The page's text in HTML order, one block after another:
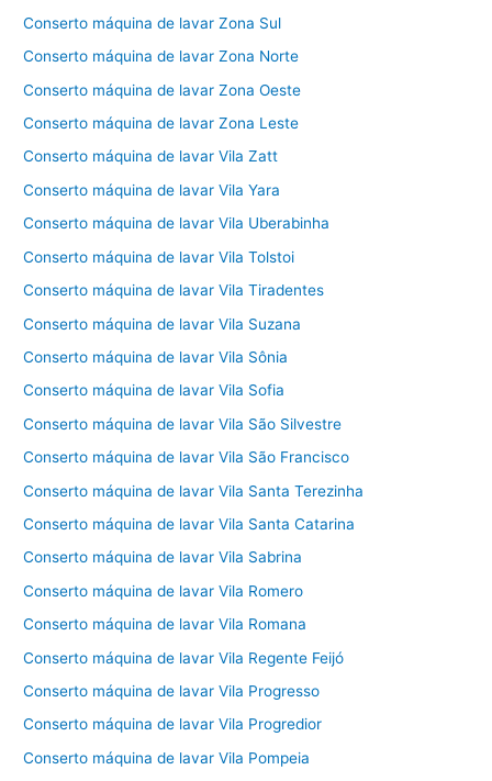
Conserto máquina de lavar Zona Sul
Conserto máquina de lavar Zona Norte
Conserto máquina de lavar Zona Oeste
Conserto máquina de lavar Zona Leste
Conserto máquina de lavar Vila Zatt
Conserto máquina de lavar Vila Yara
Conserto máquina de lavar Vila Uberabinha
Conserto máquina de lavar Vila Tolstoi
Conserto máquina de lavar Vila Tiradentes
Conserto máquina de lavar Vila Suzana
Conserto máquina de lavar Vila Sônia
Conserto máquina de lavar Vila Sofia
Conserto máquina de lavar Vila São Silvestre
Conserto máquina de lavar Vila São Francisco
Conserto máquina de lavar Vila Santa Terezinha
Conserto máquina de lavar Vila Santa Catarina
Conserto máquina de lavar Vila Sabrina
Conserto máquina de lavar Vila Romero
Conserto máquina de lavar Vila Romana
Conserto máquina de lavar Vila Regente Feijó
Conserto máquina de lavar Vila Progresso
Conserto máquina de lavar Vila Progredior
Conserto máquina de lavar Vila Pompeia